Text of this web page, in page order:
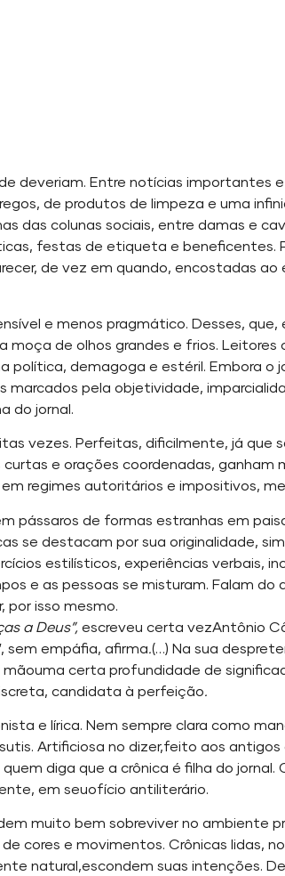
deveriam. Entre notícias
de produtos de limpeza e uma
das colunas sociais, entre damas e
festas de etiqueta e beneficentes.
de vez em quando, encostadas
e menos pragmático. Desses,
de olhos grandes e frios. Leitores
política, demagoga e estéril. Embora o
pela objetividade,
do jornal.
vezes. Perfeitas, dificilmente, já
e orações coordenadas, ganham
regimes autoritários e impositivos,
pássaros de formas estranhas em
se destacam por sua originalidade,
estilísticos, experiências verbais,
e as pessoas se misturam. Falam do
isso mesmo.
a Deus”, escreveu certa vezAntônio
sem empáfia, afirma (…) Na sua
certa profundidade de
candidata à perfeição
e lírica. Nem sempre clara como
Artificiosa no dizer,feito aos
diga que a crônica é filha do
em seuofício antiliterário.
muito bem sobreviver no ambiente
cores e movimentos. Crônicas lidas,
natural,escondem suas intenções.